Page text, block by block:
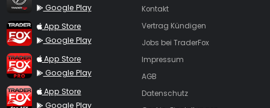
Google Play
TraderFox App
App Store
Google Play
TraderFox Pro
App Store
Google Play
TraderFox dpa-AFX ProFeed
App Store
Google Play
Kontakt
Vertrag Kündigen
Jobs bei TraderFox
Impressum
AGB
Datenschutz